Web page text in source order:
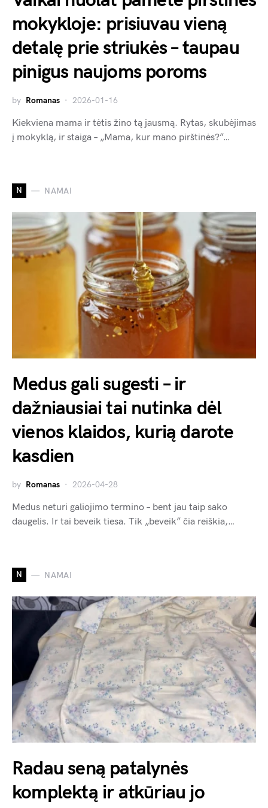
mokykloje: prisiuvau vieną
detalę prie striukės – taupau
pinigus naujoms poroms
by Romanas 2026-01-16
Kiekviena mama ir tėtis žino tą jausmą. Rytas, skubėjimas
į mokyklą, ir staiga – „Mama, kur mano pirštinės?”…
N NAMAI
Medus gali sugesti – ir
dažniausiai tai nutinka dėl
vienos klaidos, kurią darote
kasdien
by Romanas 2026-04-28
Medus neturi galiojimo termino – bent jau taip sako
daugelis. Ir tai beveik tiesa. Tik „beveik” čia reiškia,…
N NAMAI
Radau seną patalynės
komplektą ir atkūriau jo